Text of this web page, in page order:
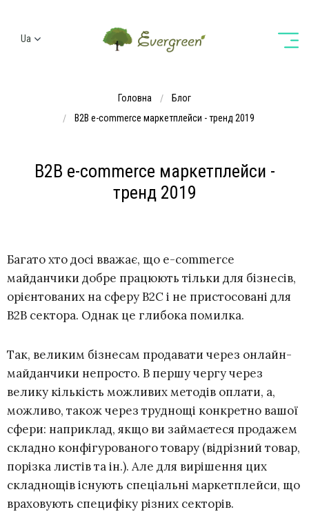
Ua
Головна
Блог
B2B e-commerce маркетплейси - тренд 2019
B2B e-commerce маркетплейси -
тренд 2019
Багато хто досі вважає, що e-commerce
майданчики добре працюють тільки для бізнесів,
орієнтованих на сферу B2C і не пристосовані для
B2B сектора. Однак це глибока помилка.
Так, великим бізнесам продавати через онлайн-
майданчики непросто. В першу чергу через
велику кількість можливих методів оплати, а,
можливо, також через труднощі конкретно вашої
сфери: наприклад, якщо ви займаєтеся продажем
складно конфігурованого товару (відрізний товар,
порізка листів та ін.). Але для вирішення цих
складнощів існують спеціальні маркетплейси, що
враховують специфіку різних секторів.